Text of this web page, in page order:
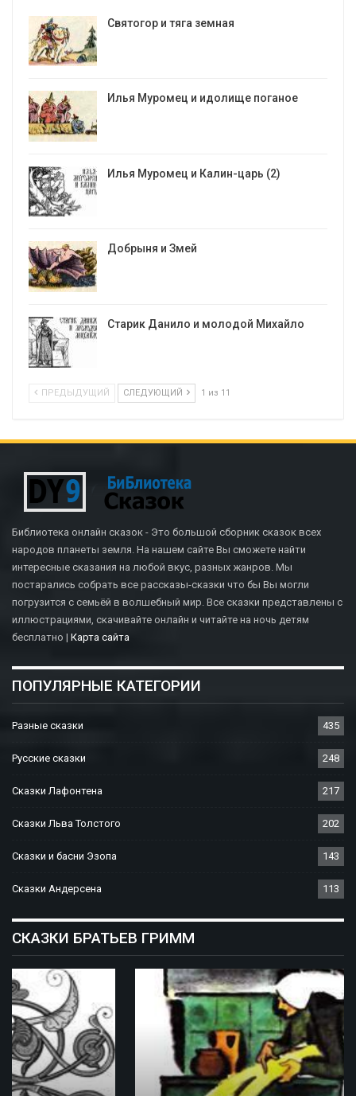
Святогор и тяга земная
Илья Муромец и идолище поганое
Илья Муромец и Калин-царь (2)
Добрыня и Змей
Старик Данило и молодой Михайло
ПРЕДЫДУЩИЙ СЛЕДУЮЩИЙ 1 из 11
Библиотека онлайн сказок - Это большой сборник сказок всех
народов планеты земля. На нашем сайте Вы сможете найти
интересные сказания на любой вкус, разных жанров. Мы
постарались собрать все рассказы-сказки что бы Вы могли
погрузится с семьёй в волшебный мир. Все сказки представлены с
иллюстрациями, скачивайте онлайн и читайте на ночь детям
бесплатно | Карта сайта
ПОПУЛЯРНЫЕ КАТЕГОРИИ
Разные сказки 435
Русские сказки 248
Сказки Лафонтена 217
Сказки Льва Толстого 202
Сказки и басни Эзопа 143
Сказки Андерсена 113
СКАЗКИ БРАТЬЕВ ГРИММ